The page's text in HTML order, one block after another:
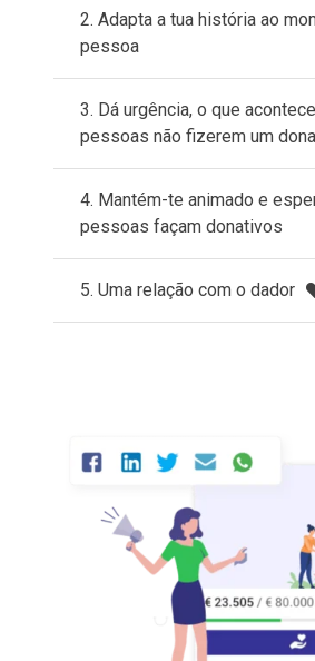
2. Adapta a tua história ao
pessoa
3. Dá urgência, o que
pessoas não fizerem um
4. Mantém-te animado e
pessoas façam donativos
5. Uma relação com o dador